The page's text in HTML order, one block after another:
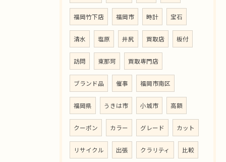
福岡竹下店 福岡市 時計 宝石
清水 塩原 井尻 買取店 板付
訪問 東那珂 買取専門店
ブランド品 催事 福岡市南区
福岡県 うきは市 小城市 高額
クーポン カラー グレード カット
リサイクル 出張 クラリティ 比較